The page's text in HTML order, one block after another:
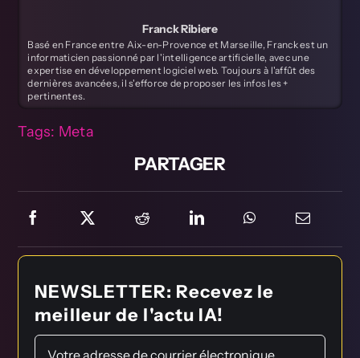
Franck Ribiere
Basé en France entre Aix-en-Provence et Marseille, Franck est un
informaticien passionné par l'intelligence artificielle, avec une
expertise en développement logiciel web. Toujours à l'affût des
dernières avancées, il s'efforce de proposer les infos les +
pertinentes.
Tags: Meta
PARTAGER
NEWSLETTER: Recevez le
meilleur de l'actu IA!